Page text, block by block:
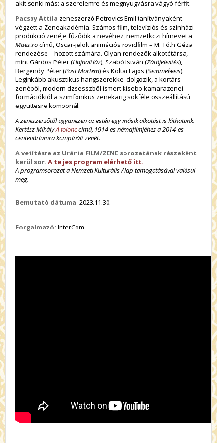
akit senki más: a szerelemre és megnyugvásra vágyó férfit.
Pacsay Attila zeneszerző Petrovics Emil tanítványaként
végzett a Zeneakadémia. Számos film, televíziós és színházi
produkció zenéje fűződik a nevéhez, nemzetközi hírnevet a
Maestrocímű, Oscar-jelölt animációs rövidfilm – M. Tóth Géza
rendezése – hozott számára. Olyan rendezők alkotótársa,
mint Gárdos Péter (Hajnali láz), Szabó István (Zárójelentés),
Bergendy Péter (Post Mortem) és Koltai Lajos (Semmelweis).
Leginkább akusztikus hangszerekkel dolgozik, a kortárs
zenéből, modern dzsesszből ismert kisebb kamarazenei
formációktól a szimfonikus zenekarig sokféle összeállítású
együttesre komponál.
A zeneszerzőtől ugyanezen az estén egy másik alkotást is láthatunk.
Kertész MihályA tolonccímű, 1914-es némafilmjéhez a 2014-es
centenáriumra kompinált zenét.
A vetítésre az Uránia FILM/ZENE sorozatának részeként
kerül sor.A teljes program elérhető itt.
A programsorozat a Nemzeti Kulturális Alap támogatásával valósul
meg.
Bemutató dátuma: 2023.11.30.
Forgalmazó: InterCom